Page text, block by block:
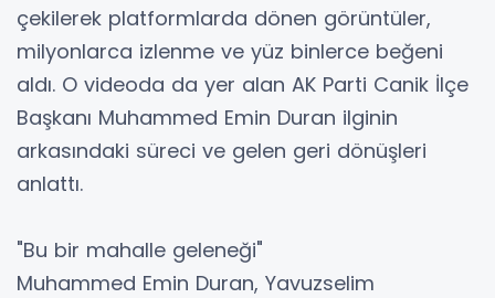
çekilerek platformlarda dönen görüntüler,
milyonlarca izlenme ve yüz binlerce beğeni
aldı. O videoda da yer alan AK Parti Canik İlçe
Başkanı Muhammed Emin Duran ilginin
arkasındaki süreci ve gelen geri dönüşleri
anlattı.
"Bu bir mahalle geleneği"
Muhammed Emin Duran, Yavuzselim